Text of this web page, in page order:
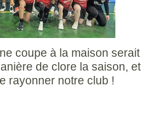
coupe à la maison serait
de clore la saison, et
rayonner notre club !